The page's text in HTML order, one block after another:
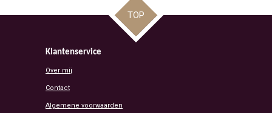
TOP
Klantenservice
Over mij
Contact
Algemene voorwaarden